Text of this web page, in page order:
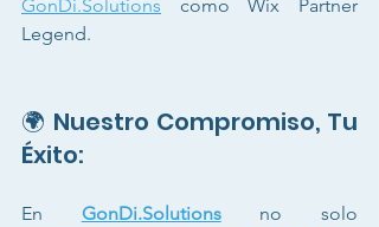
GonDi.Solutions como Wix Partner
Legend.
🌍 Nuestro Compromiso, Tu
Éxito:
En GonDi.Solutions no solo